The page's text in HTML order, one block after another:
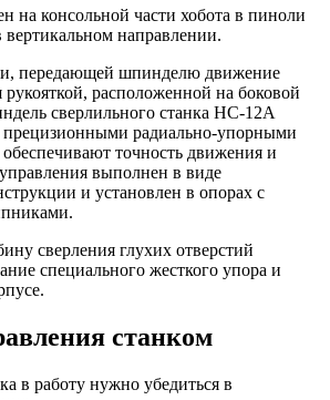
на консольной части хобота в пиноли
направлении.
передающей шпинделю движение
расположенной на боковой
сверлильного станка НС-12А
прецизионными радиально-упорными
точность движения и
выполнен в виде
и установлен в опорах с
сверления глухих отверстий
специального жесткого упора и
станком
в работу нужно убедиться в